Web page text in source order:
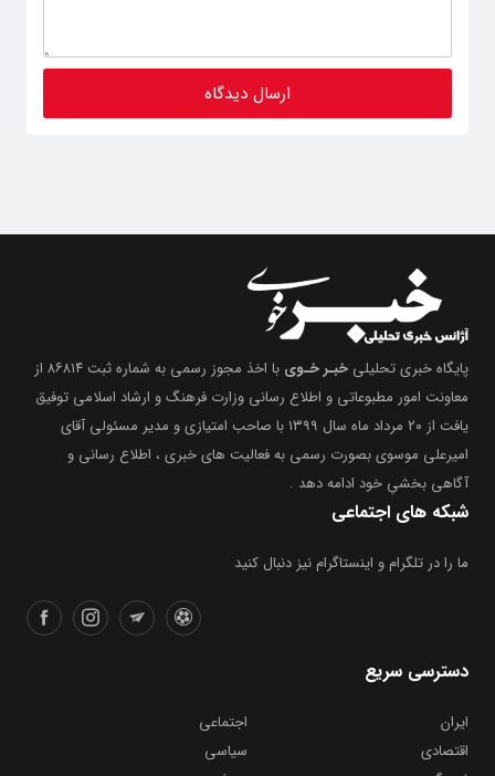
پایگاه خبری تحلیلیخبـر خـوی
معاونت امور مطبوعاتی و اطلاع رسانی وزارت فرهنگ و ارشاد اسلامی توفیق
یافت از ۲۰ مرداد ماه سال ۱۳۹۹ با صاحب امتیازی و مدیر مسئولی آقای
امیرعلی موسوی بصورت رسمی به فعالیت های خبری ، اطلاع رسانی و
آگاهی بخشیِ خود ادامه دهد .
شبکه های اجتماعی
اقتصادی
سیاسی
فرهنگی
ورزشی